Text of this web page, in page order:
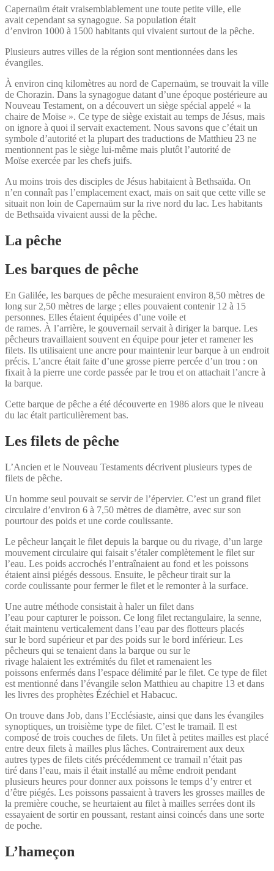
Capernaüm était vraisemblablement une toute petite ville, elle
avait cependant sa synagogue. Sa population était
d’environ 1000 à 1500 habitants qui vivaient surtout de la pêche.
Plusieurs autres villes de la région sont mentionnées dans les
évangiles.
À environ cinq kilomètres au nord de Capernaüm, se trouvait la ville
de Chorazin. Dans la synagogue datant d’une époque postérieure au
Nouveau Testament, on a découvert un siège spécial appelé « la
chaire de Moïse ». Ce type de siège existait au temps de Jésus, mais
on ignore à quoi il servait exactement. Nous savons que c’était un
symbole d’autorité et la plupart des traductions de Matthieu 23 ne
mentionnent pas le siège lui-même mais plutôt l’autorité de
Moïse exercée par les chefs juifs.
Au moins trois des disciples de Jésus habitaient à Bethsaïda. On
n’en connaît pas l’emplacement exact, mais on sait que cette ville se
situait non loin de Capernaüm sur la rive nord du lac. Les habitants
de Bethsaïda vivaient aussi de la pêche.
La pêche
Les barques de pêche
En Galilée, les barques de pêche mesuraient environ 8,50 mètres de
long sur 2,50 mètres de large ; elles pouvaient contenir 12 à 15
personnes. Elles étaient équipées d’une voile et
de rames. À l’arrière, le gouvernail servait à diriger la barque. Les
pêcheurs travaillaient souvent en équipe pour jeter et ramener les
filets. Ils utilisaient une ancre pour maintenir leur barque à un endroit
précis. L’ancre était faite d’une grosse pierre percée d’un trou : on
fixait à la pierre une corde passée par le trou et on attachait l’ancre à
la barque.
Cette barque de pêche a été découverte en 1986 alors que le niveau
du lac était particulièrement bas.
Les filets de pêche
L’Ancien et le Nouveau Testaments décrivent plusieurs types de
filets de pêche.
Un homme seul pouvait se servir de l’épervier. C’est un grand filet
circulaire d’environ 6 à 7,50 mètres de diamètre, avec sur son
pourtour des poids et une corde coulissante.
Le pêcheur lançait le filet depuis la barque ou du rivage, d’un large
mouvement circulaire qui faisait s’étaler complètement le filet sur
l’eau. Les poids accrochés l’entraînaient au fond et les poissons
étaient ainsi piégés dessous. Ensuite, le pêcheur tirait sur la
corde coulissante pour fermer le filet et le remonter à la surface.
Une autre méthode consistait à haler un filet dans
l’eau pour capturer le poisson. Ce long filet rectangulaire, la senne,
était maintenu verticalement dans l’eau par des flotteurs placés
sur le bord supérieur et par des poids sur le bord inférieur. Les
pêcheurs qui se tenaient dans la barque ou sur le
rivage halaient les extrémités du filet et ramenaient les
poissons enfermés dans l’espace délimité par le filet. Ce type de filet
est mentionné dans l’évangile selon Matthieu au chapitre 13 et dans
les livres des prophètes Ézéchiel et Habacuc.
On trouve dans Job, dans l’Ecclésiaste, ainsi que dans les évangiles
synoptiques, un troisième type de filet. C’est le tramail. Il est
composé de trois couches de filets. Un filet à petites mailles est placé
entre deux filets à mailles plus lâches. Contrairement aux deux
autres types de filets cités précédemment ce tramail n’était pas
tiré dans l’eau, mais il était installé au même endroit pendant
plusieurs heures pour donner aux poissons le temps d’y entrer et
d’être piégés. Les poissons passaient à travers les grosses mailles de
la première couche, se heurtaient au filet à mailles serrées dont ils
essayaient de sortir en poussant, restant ainsi coincés dans une sorte
de poche.
L’hameçon